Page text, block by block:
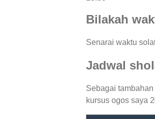
Bilakah
Senarai waktu
Jadwal
Sebagai
kursus ogos saya